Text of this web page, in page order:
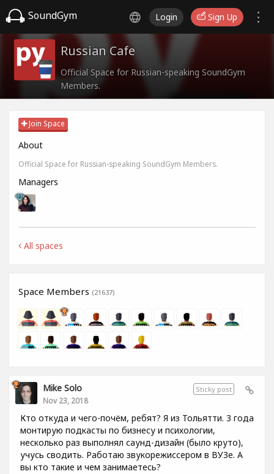
SoundGym Login Sign Up
Russian Cafe
Official Space for Russian-speaking SoundGym
Members.
Join Space
About
Official Space for Russian-speaking SoundGym Members.
Managers
All spaces
Space Members (21637)
Sticky post
Mike Solo
Nov 23, 2018
Кто откуда и чего-почём, ребят? Я из Тольятти. 3 года
монтирую подкасты по бизнесу и психологии,
несколько раз выполнял саунд-дизайн (было круто),
учусь сводить. Работаю звукорежиссером в ВУЗе. А
вы кто такие и чем занимаетесь?